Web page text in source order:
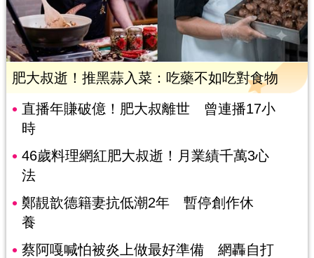
肥大叔逝！推黑蒜入菜：吃藥不如吃對食物
直播年賺破億！肥大叔離世 曾連播17小
時
46歲料理網紅肥大叔逝！月業績千萬3心
法
鄭靚歆德籍妻抗低潮2年 暫停創作休
養
蔡阿嘎喊怕被炎上做最好準備 網轟自打